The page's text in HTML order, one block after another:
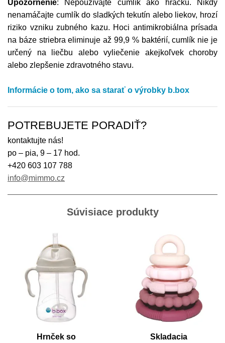
Upozornenie: Nepoužívajte cumlík ako hračku. Nikdy
nenamáčajte cumlík do sladkých tekutín alebo liekov, hrozí
riziko vzniku zubného kazu. Hoci antimikrobiálna prísada
na báze striebra eliminuje až 99,9 % baktérií, cumlík nie je
určený na liečbu alebo vyliečenie akejkoľvek choroby
alebo zlepšenie zdravotného stavu.
Informácie o tom, ako sa starať o výrobky b.box
POTREBUJETE PORADIŤ?
kontaktujte nás!
po – pia, 9 – 17 hod.
+420 603 107 788
info@mimmo.cz
Súvisiace produkty
Hrnček so
Skladacia